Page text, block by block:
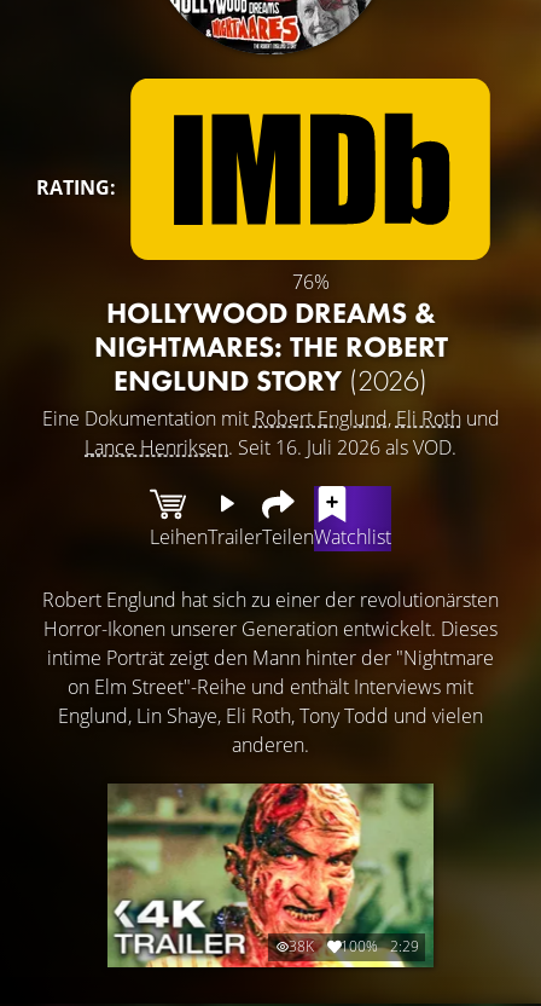
RATING:
76%
HOLLYWOOD DREAMS &
NIGHTMARES: THE ROBERT
ENGLUND STORY (2026)
Eine Dokumentation mit Robert Englund, Eli Rothund
Lance Henriksen. Seit 16. Juli 2026 als VOD.
LeihenTrailerTeilenWatchlist
Robert Englund hat sich zu einer der revolutionärsten
Horror-Ikonen unserer Generation entwickelt. Dieses
intime Porträt zeigt den Mann hinter der "Nightmare
on Elm Street"-Reihe und enthält Interviews mit
Englund, Lin Shaye, Eli Roth, Tony Todd und vielen
anderen.
38K 100% 2:29